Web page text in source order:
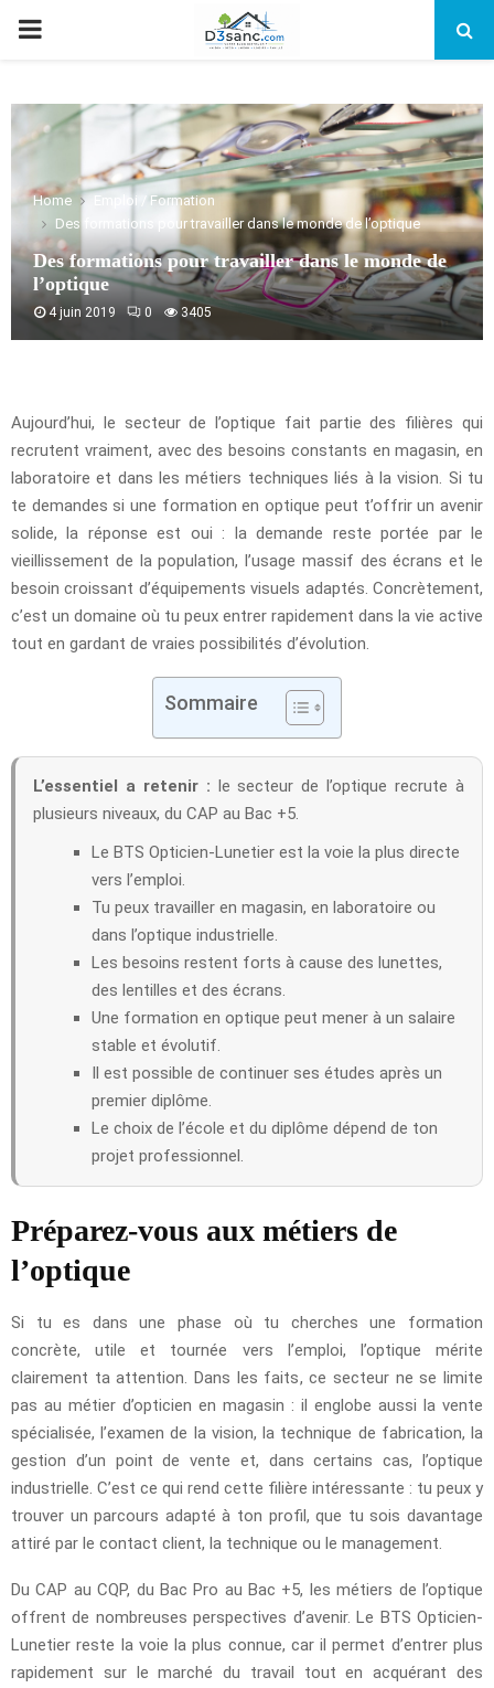
PRIMARY
Home
Emploi / Formation
Des formations pour travailler dans le monde de l’optique
Des formations pour travailler dans le monde de
l’optique
4 juin 2019 0 3405
Aujourd’hui, le secteur de l’optique fait partie des filières qui
recrutent vraiment, avec des besoins constants en magasin, en
laboratoire et dans les métiers techniques liés à la vision. Si tu
te demandes si une formation en optique peut t’offrir un avenir
solide, la réponse est oui : la demande reste portée par le
vieillissement de la population, l’usage massif des écrans et le
besoin croissant d’équipements visuels adaptés. Concrètement,
c’est un domaine où tu peux entrer rapidement dans la vie active
tout en gardant de vraies possibilités d’évolution.
Sommaire
L’essentiel a retenir : le secteur de l’optique recrute à
plusieurs niveaux, du CAP au Bac +5.
Le BTS Opticien-Lunetier est la voie la plus directe
vers l’emploi.
Tu peux travailler en magasin, en laboratoire ou
dans l’optique industrielle.
Les besoins restent forts à cause des lunettes,
des lentilles et des écrans.
Une formation en optique peut mener à un salaire
stable et évolutif.
Il est possible de continuer ses études après un
premier diplôme.
Le choix de l’école et du diplôme dépend de ton
projet professionnel.
Préparez-vous aux métiers de
l’optique
Si tu es dans une phase où tu cherches une formation
concrète, utile et tournée vers l’emploi, l’optique mérite
clairement ta attention. Dans les faits, ce secteur ne se limite
pas au métier d’opticien en magasin : il englobe aussi la vente
spécialisée, l’examen de la vision, la technique de fabrication, la
gestion d’un point de vente et, dans certains cas, l’optique
industrielle. C’est ce qui rend cette filière intéressante : tu peux y
trouver un parcours adapté à ton profil, que tu sois davantage
attiré par le contact client, la technique ou le management.
Du CAP au CQP, du Bac Pro au Bac +5, les métiers de l’optique
offrent de nombreuses perspectives d’avenir. Le BTS Opticien-
Lunetier reste la voie la plus connue, car il permet d’entrer plus
rapidement sur le marché du travail tout en acquérant des